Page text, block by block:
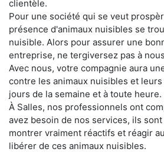
clientèle.
Pour une société qui se veut
présence d'animaux nuisibles se
nuisible. Alors pour assurer une
entreprise, ne tergiversez pas à
Avec nous, votre compagnie aura
contre les animaux nuisibles et
jours de la semaine et à toute heure.
À Salles, nos professionnels ont
avez besoin de nos services, ils
montrer vraiment réactifs et réagir
libérer de ces animaux nuisibles.